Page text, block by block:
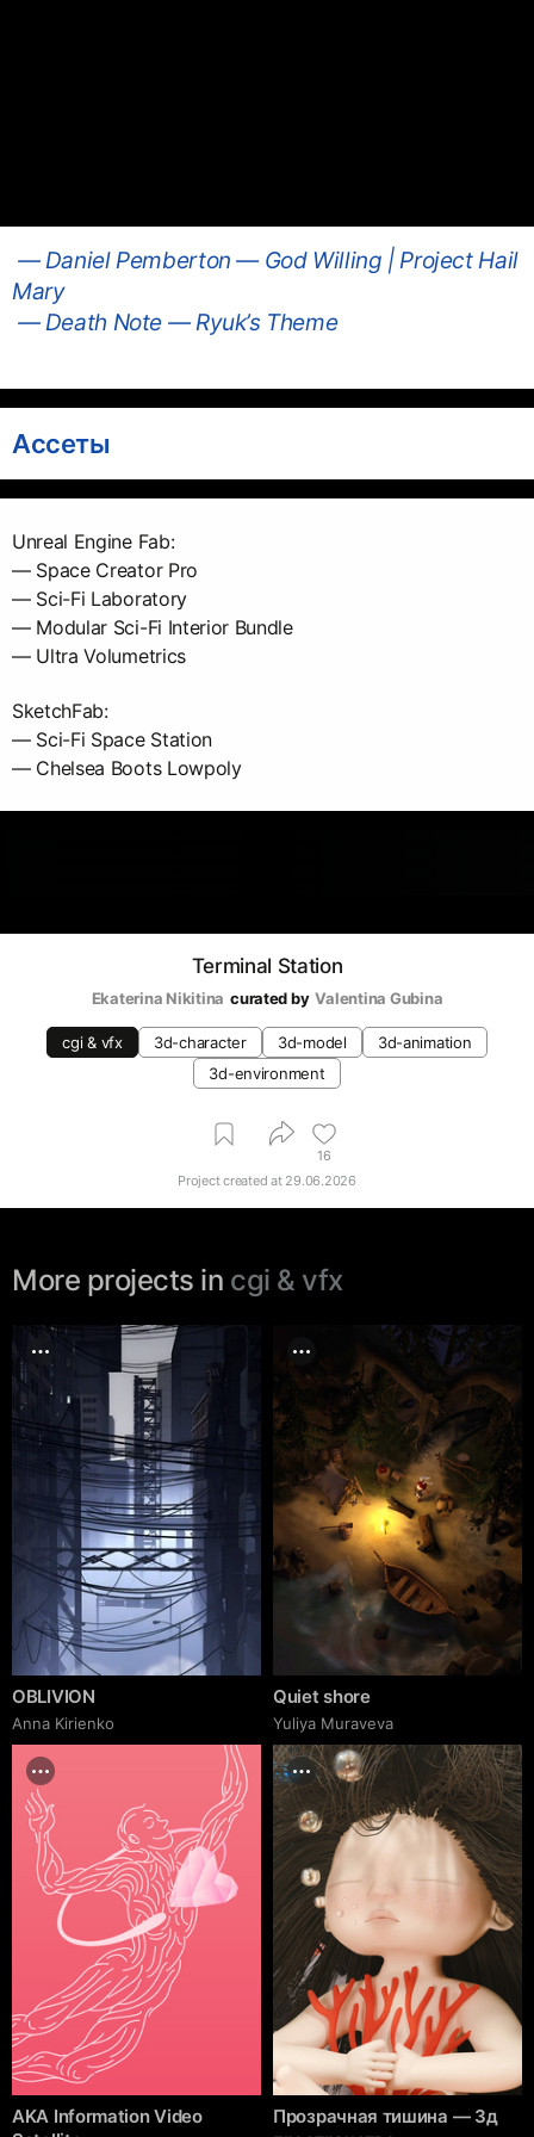
— Daniel Pemberton — God Willing | Project Hail
Mary
— Death Note — Ryuk’s Theme
Ассеты
Unreal Engine Fab:
— Space Creator Pro
— Sci-Fi Laboratory
— Modular Sci-Fi Interior Bundle
— Ultra Volumetrics
SketchFab:
— Sci-Fi Space Station
— Chelsea Boots Lowpoly
Terminal Station
Ekaterina Nikitina curated by Valentina Gubina
cgi & vfx 3d-character 3d-model
3d-animation
3d-environment
16
Project created at 29.06.2026
More projects in cgi & vfx
OBLIVION
Anna Kirienko
Quiet shore
Yuliya Muraveva
AKA Information Video
Прозрачная тишина — 3д